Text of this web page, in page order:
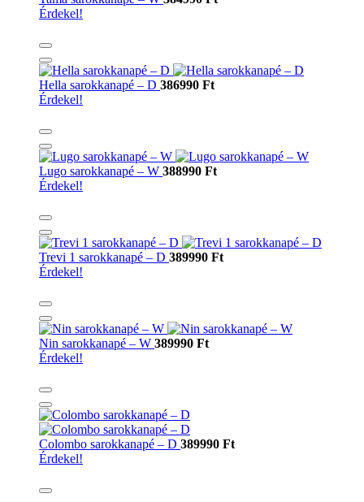
Érdekel!
Hella sarokkanapé – D 386990 Ft
Érdekel!
Lugo sarokkanapé – W 388990 Ft
Érdekel!
Trevi 1 sarokkanapé – D 389990 Ft
Érdekel!
Nin sarokkanapé – W 389990 Ft
Érdekel!
Colombo sarokkanapé – D 389990 Ft
Érdekel!